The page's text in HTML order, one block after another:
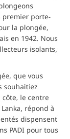
premier porte-
la plongée,
en 1942. Nous
isolants,
que vous
souhaitiez
le centre
répond à
dispensent
PADI pour tous